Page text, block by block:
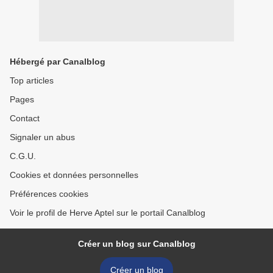
Hébergé par Canalblog
Top articles
Pages
Contact
Signaler un abus
C.G.U.
Cookies et données personnelles
Préférences cookies
Voir le profil de Herve Aptel sur le portail Canalblog
Créer un blog sur Canalblog
Créer un blog